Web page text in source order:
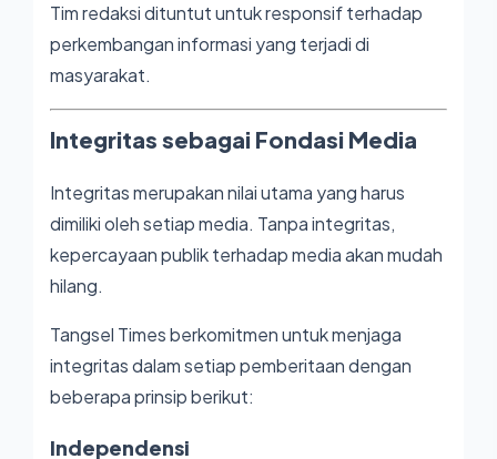
Tim redaksi dituntut untuk responsif terhadap
perkembangan informasi yang terjadi di
masyarakat.
Integritas sebagai Fondasi Media
Integritas merupakan nilai utama yang harus
dimiliki oleh setiap media. Tanpa integritas,
kepercayaan publik terhadap media akan mudah
hilang.
Tangsel Times berkomitmen untuk menjaga
integritas dalam setiap pemberitaan dengan
beberapa prinsip berikut:
Independensi